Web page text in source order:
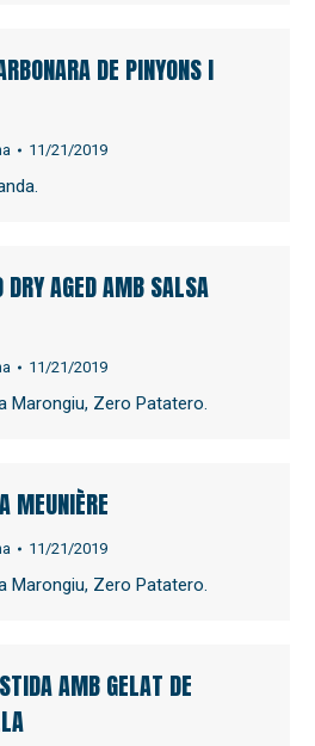
DE PINYONS I
11/21/2019
AGED AMB SALSA
11/21/2019
Marongiu, Zero Patatero.
MEUNIÈRE
11/21/2019
Marongiu, Zero Patatero.
AMB GELAT DE